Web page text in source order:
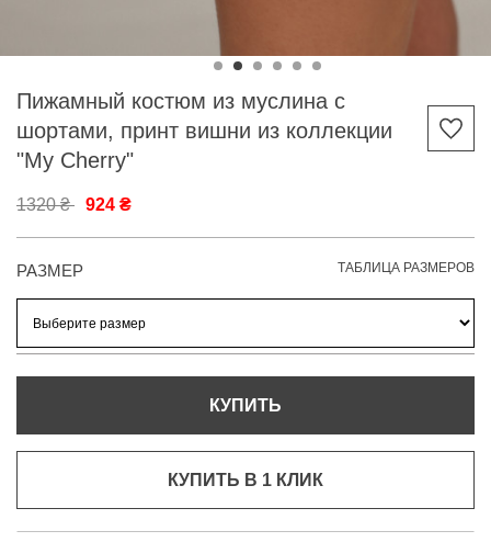
Пижамный костюм из муслина с
шортами, принт вишни из коллекции
"My Cherry"
1320 ₴ 924 ₴
РАЗМЕР ТАБЛИЦА РАЗМЕРОВ
КУПИТЬ
КУПИТЬ В 1 КЛИК